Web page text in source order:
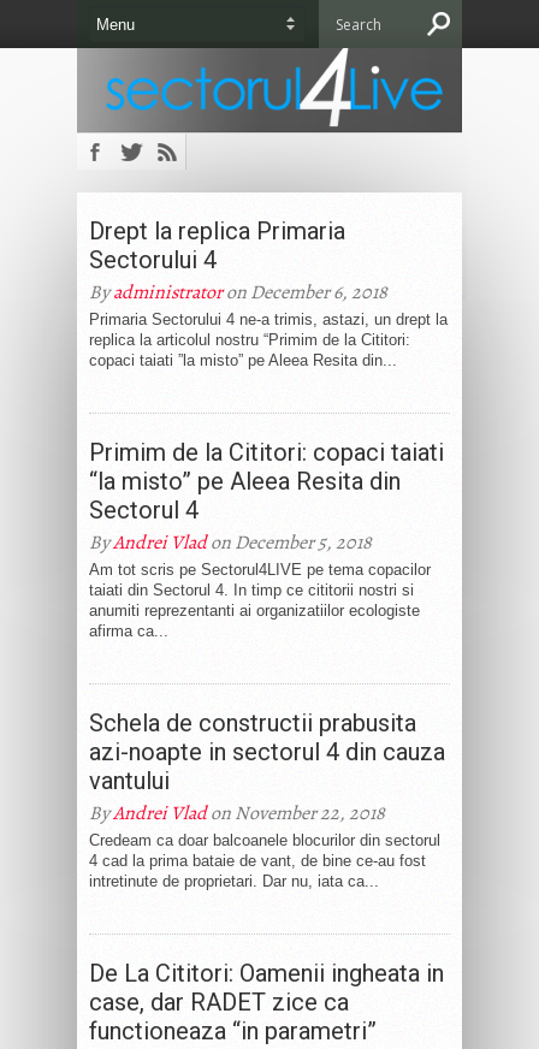
Drept la replica Primaria
Sectorului 4
Byadministratoron December 6, 2018
Primaria Sectorului 4 ne-a trimis, astazi, un drept la
replica la articolul nostru “Primim de la Cititori:
copaci taiati ”la misto” pe Aleea Resita din...
Primim de la Cititori: copaci taiati
“la misto” pe Aleea Resita din
Sectorul 4
ByAndrei Vladon December 5, 2018
Am tot scris pe Sectorul4LIVE pe tema copacilor
taiati din Sectorul 4. In timp ce cititorii nostri si
anumiti reprezentanti ai organizatiilor ecologiste
afirma ca...
Schela de constructii prabusita
azi-noapte in sectorul 4 din cauza
vantului
ByAndrei Vladon November 22, 2018
Credeam ca doar balcoanele blocurilor din sectorul
4 cad la prima bataie de vant, de bine ce-au fost
intretinute de proprietari. Dar nu, iata ca...
De La Cititori: Oamenii ingheata in
case, dar RADET zice ca
functioneaza “in parametri”